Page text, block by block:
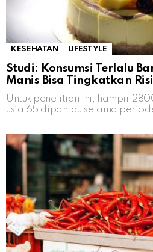
KESEHATAN LIFESTYLE
Studi: Konsumsi Terlalu
Manis Bisa Tingkatkan
Untuk penelitian ini, hampir
usia 65 dipantau selama